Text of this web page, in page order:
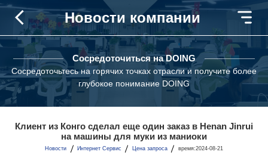
Новости компании
Сосредоточиться на DOING
Сосредоточьтесь на горячих точках отрасли и получите более
глубокое понимание DOING
Клиент из Конго сделал еще один заказ в Henan Jinrui
на машины для муки из маниоки
Новости Интернет Сервис Цена запроса время:2024-08-21